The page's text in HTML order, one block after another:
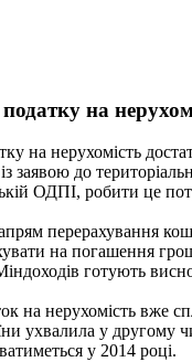
на
заявою до
ОДПІ, робити це
перерахування
на погашення
готують
на нерухомість вже
ухвалила у другому
у 2014 році.